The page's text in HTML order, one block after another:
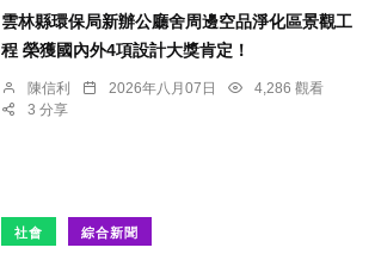
雲林縣環保局新辦公廳舍周邊空品淨化區景觀工
程 榮獲國內外4項設計大獎肯定！
陳信利 2026年八月07日
4,286 觀看
3 分享
社會 綜合新聞